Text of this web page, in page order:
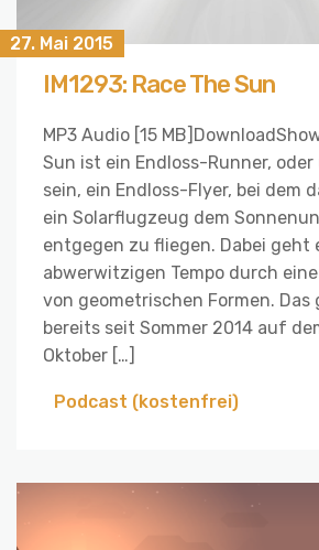
27. Mai 2015
IM1293: Race The Sun
MP3 Audio [15
Sun ist ein Endloss-Runner,
sein, ein Endloss-Flyer, bei dem
ein Solarflugzeug dem
entgegen zu fliegen. Dabei geht
abwerwitzigen Tempo durch
von geometrischen Formen. Das
bereits seit Sommer 2014 auf
Oktober […]
Podcast (kostenfrei)